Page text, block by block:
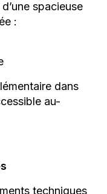
spacieuse
:
dans
au-
techniques